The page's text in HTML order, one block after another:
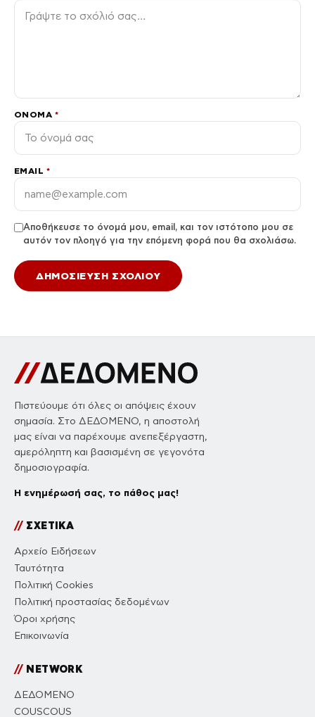
ΌΝΟΜΑ *
EMAIL *
Αποθήκευσε το όνομά μου, email, και τον ιστότοπο μου σε
αυτόν τον πλοηγό για την επόμενη φορά που θα σχολιάσω.
Πιστεύουμε ότι όλες οι απόψεις έχουν
σημασία. Στο ΔΕΔΟΜΕΝΟ, η αποστολή
μας είναι να παρέχουμε ανεπεξέργαστη,
αμερόληπτη και βασισμένη σε γεγονότα
δημοσιογραφία.
Η ενημέρωσή σας, το πάθος μας!
//ΣΧΕΤΙΚΑ
Αρχείο Ειδήσεων
Ταυτότητα
Πολιτική Cookies
Πολιτική προστασίας δεδομένων
Όροι χρήσης
Επικοινωνία
//NETWORK
ΔΕΔΟΜΕΝΟ
COUSCOUS